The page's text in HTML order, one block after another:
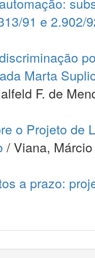
91 e 2.902/
Marta
F. de
o Projeto de
/ Viana,
a prazo: